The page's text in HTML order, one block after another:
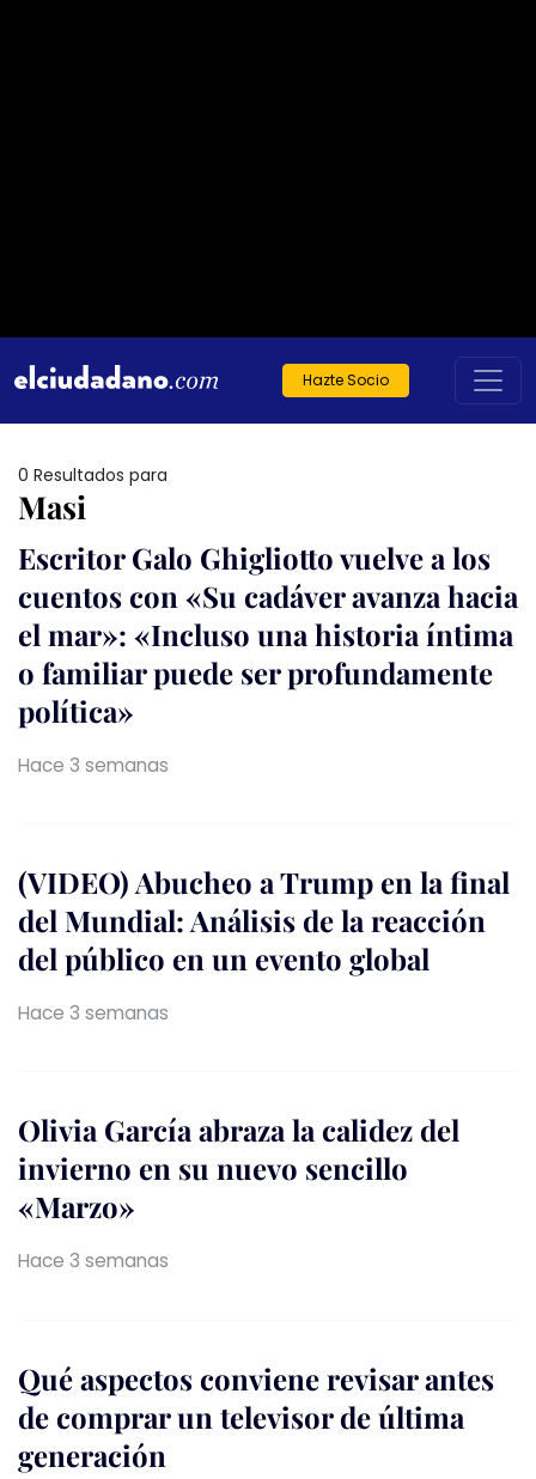
Hazte Socio
0 Resultados para
Masi
Escritor Galo Ghigliotto vuelve a los
cuentos con «Su cadáver avanza hacia
el mar»: «Incluso una historia íntima
o familiar puede ser profundamente
política»
Hace 3 semanas
(VIDEO) Abucheo a Trump en la final
del Mundial: Análisis de la reacción
del público en un evento global
Hace 3 semanas
Olivia García abraza la calidez del
invierno en su nuevo sencillo
«Marzo»
Hace 3 semanas
Qué aspectos conviene revisar antes
de comprar un televisor de última
generación